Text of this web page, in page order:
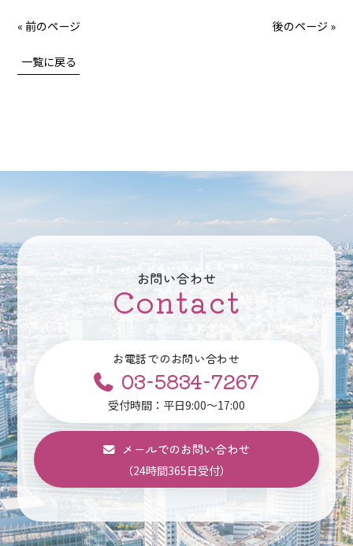
« 前のページ 後のページ »
一覧に戻る
お問い合わせ
Contact
お電話でのお問い合わせ
03-5834-7267
受付時間：平日9:00～17:00
メールでのお問い合わせ
（24時間365日受付）